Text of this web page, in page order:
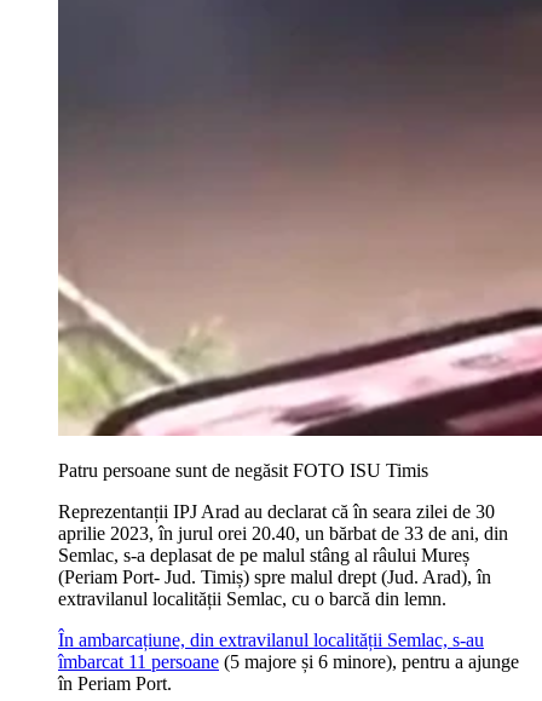
Patru persoane sunt de negăsit FOTO ISU Timis
Reprezentanții IPJ Arad au declarat că în seara zilei de 30
aprilie 2023, în jurul orei 20.40, un bărbat de 33 de ani, din
Semlac, s-a deplasat de pe malul stâng al râului Mureș
(Periam Port- Jud. Timiș) spre malul drept (Jud. Arad), în
extravilanul localității Semlac, cu o barcă din lemn.
În ambarcațiune, din extravilanul localității Semlac, s-au
îmbarcat 11 persoane (5 majore și 6 minore), pentru a ajunge
în Periam Port.